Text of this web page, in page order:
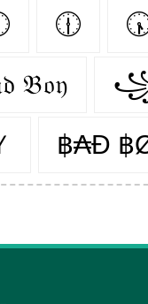
🕧
𝔅𝔬𝔶
฿₳Đ ฿